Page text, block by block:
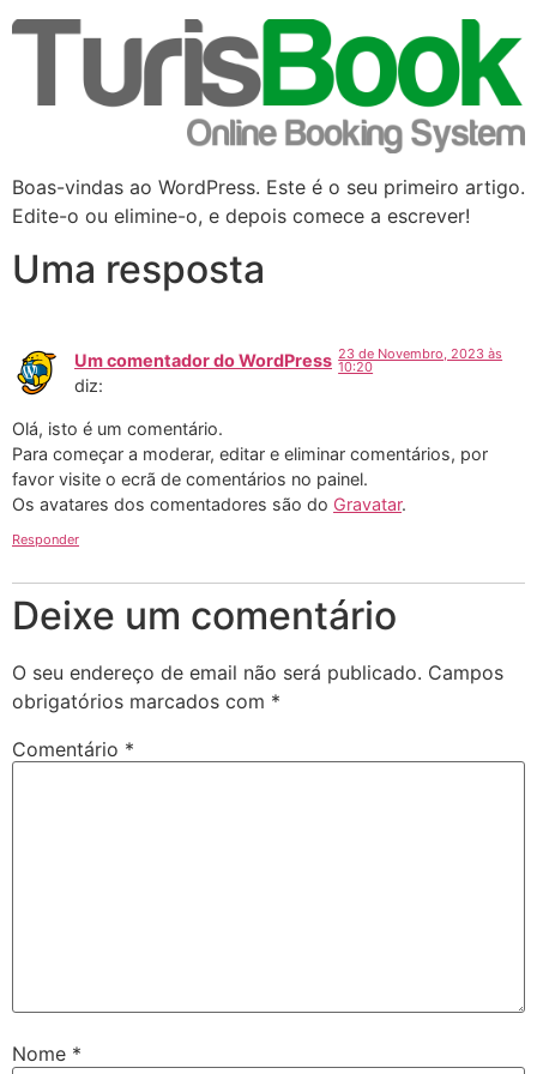
Boas-vindas ao WordPress. Este é o seu primeiro artigo.
Edite-o ou elimine-o, e depois comece a escrever!
Uma resposta
Um comentador do WordPress
diz:
23 de Novembro, 2023 às
10:20
Olá, isto é um comentário.
Para começar a moderar, editar e eliminar comentários, por
favor visite o ecrã de comentários no painel.
Os avatares dos comentadores são do Gravatar.
Responder
Deixe um comentário
O seu endereço de email não será publicado. Campos
obrigatórios marcados com *
Comentário *
Nome *